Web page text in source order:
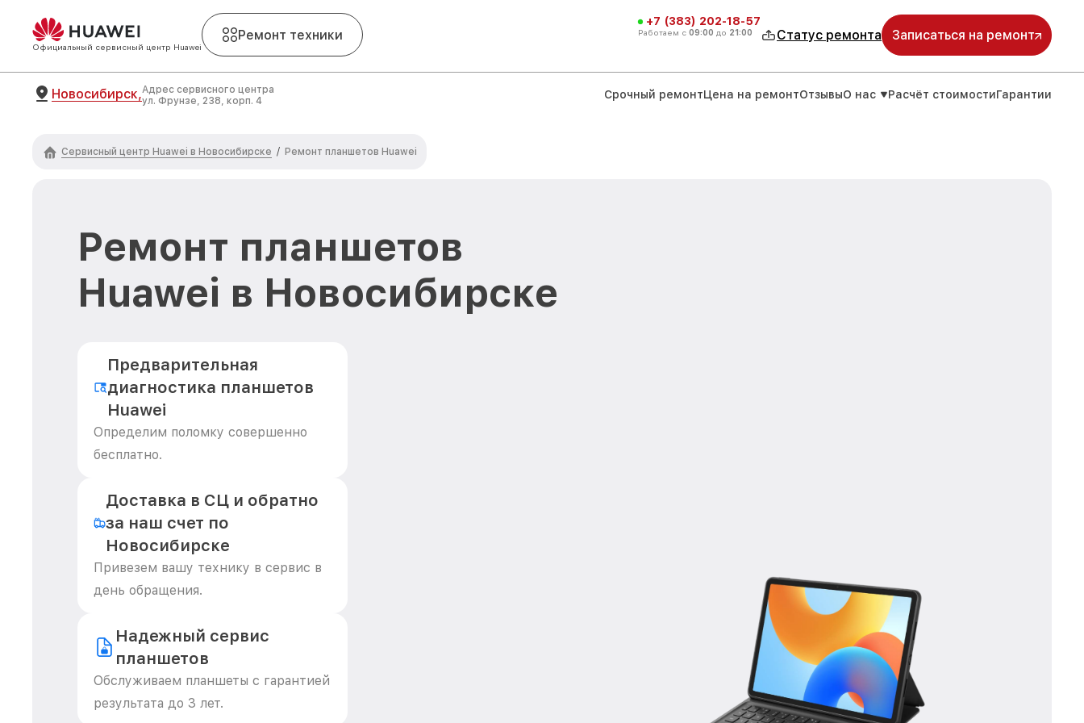
Официальный сервисный центр Huawei
Ремонт техники
+7 (383) 202-18-57
Работаем с 09:00 до 21:00 Статус ремонта Записаться на ремонт
Новосибирск,Адрес сервисного центра
ул. Фрунзе, 238, корп. 4
Срочный ремонтЦена на ремонтОтзывыО нас Расчёт стоимостиГарантии
Сервисный центр Huawei в Новосибирске / Ремонт планшетов Huawei
Ремонт планшетов
Huawei в Новосибирске
Предварительная
диагностика планшетов
Huawei
Определим поломку совершенно
бесплатно.
Доставка в СЦ и обратно
за наш счет по
Новосибирске
Привезем вашу технику в сервис в
день обращения.
Надежный сервис
планшетов
Обслуживаем планшеты с гарантией
результата до 3 лет.